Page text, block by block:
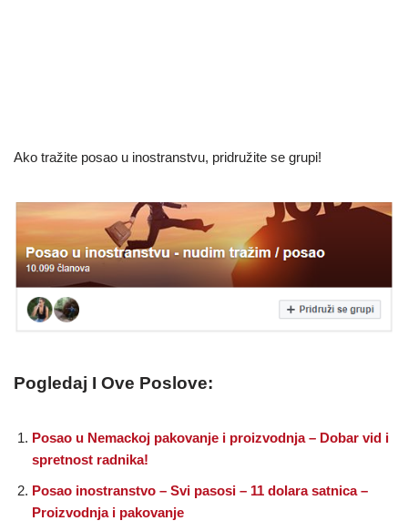
Ako tražite posao u inostranstvu, pridružite se grupi!
Pogledaj I Ove Poslove:
Posao u Nemackoj pakovanje i proizvodnja – Dobar vid i
spretnost radnika!
Posao inostranstvo – Svi pasosi – 11 dolara satnica –
Proizvodnja i pakovanje